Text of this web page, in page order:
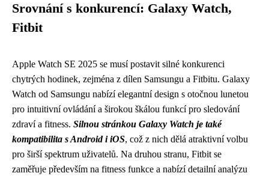
Srovnání s konkurencí: Galaxy Watch,
Fitbit
Apple Watch SE 2025 se musí postavit silné konkurenci
chytrých hodinek, zejména z dílen Samsungu a Fitbitu. Galaxy
Watch od Samsungu nabízí elegantní design s otočnou lunetou
pro intuitivní ovládání a širokou škálou funkcí pro sledování
zdraví a fitness. Silnou stránkou Galaxy Watch je také
kompatibilita s Android i iOS, což z nich dělá atraktivní volbu
pro širší spektrum uživatelů. Na druhou stranu, Fitbit se
zaměřuje především na fitness funkce a nabízí detailní analýzu